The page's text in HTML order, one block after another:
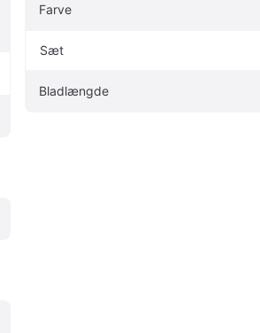
Farve
Sæt
Bladlængde